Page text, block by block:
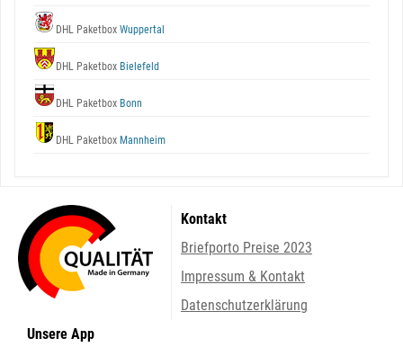
DHL Paketbox Wuppertal
DHL Paketbox Bielefeld
DHL Paketbox Bonn
DHL Paketbox Mannheim
Kontakt
Briefporto Preise 2023
Impressum & Kontakt
Datenschutzerklärung
Unsere App